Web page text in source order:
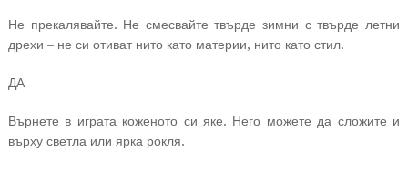
Не прекалявайте. Не смесвайте твърде зимни с твърде летни
дрехи – не си отиват нито като материи, нито като стил.
ДА
Върнете в играта коженото си яке. Него можете да сложите и
върху светла или ярка рокля.